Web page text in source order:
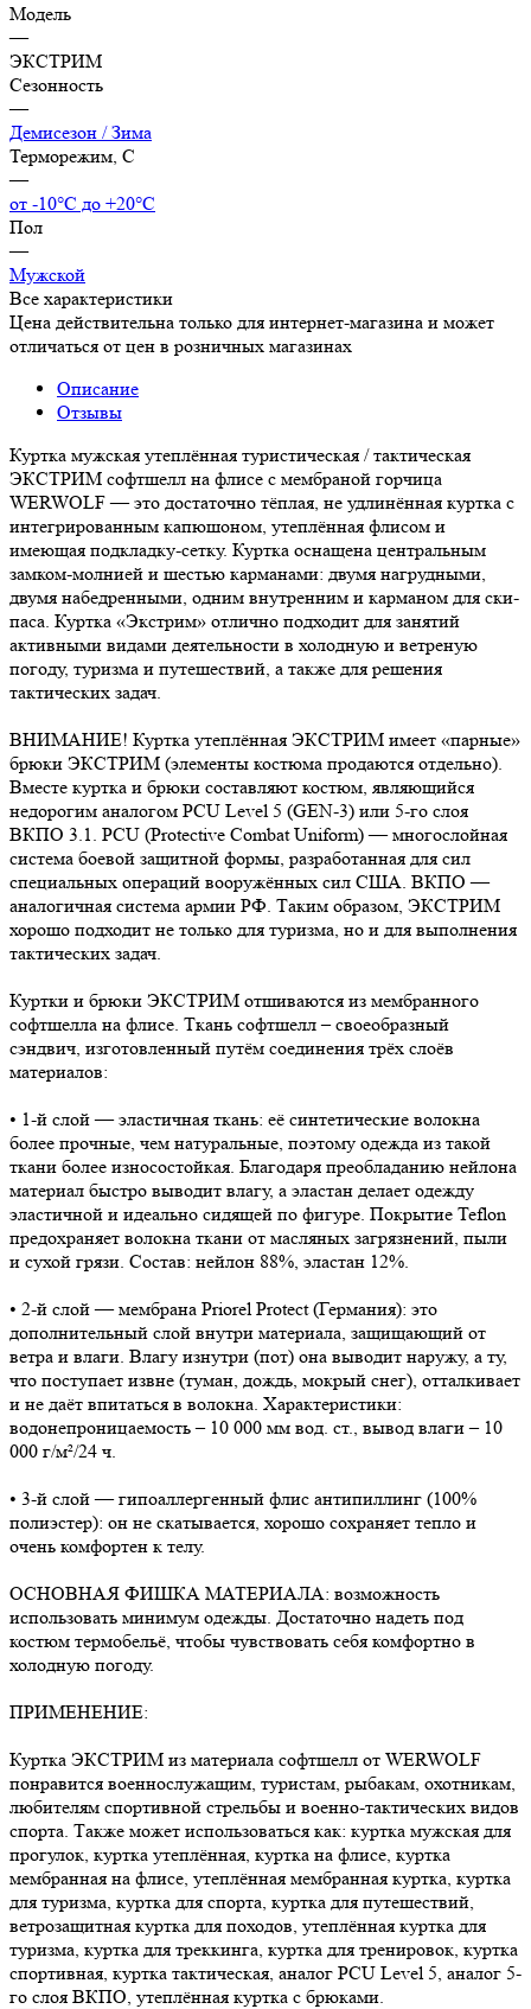
Модель
—
ЭКСТРИМ
Сезонность
—
Демисезон / Зима
Терморежим, C
—
от -10°С до +20°С
Пол
—
Мужской
Все характеристики
Цена действительна только для интернет-магазина и может
отличаться от цен в розничных магазинах
Описание
Отзывы
Куртка мужская утеплённая туристическая / тактическая
ЭКСТРИМ софтшелл на флисе с мембраной горчица
WERWOLF — это достаточно тёплая, не удлинённая куртка с
интегрированным капюшоном, утеплённая флисом и
имеющая подкладку-сетку. Куртка оснащена центральным
замком-молнией и шестью карманами: двумя нагрудными,
двумя набедренными, одним внутренним и карманом для ски-
паса. Куртка «Экстрим» отлично подходит для занятий
активными видами деятельности в холодную и ветреную
погоду, туризма и путешествий, а также для решения
тактических задач.
ВНИМАНИЕ! Куртка утеплённая ЭКСТРИМ имеет «парные»
брюки ЭКСТРИМ (элементы костюма продаются отдельно).
Вместе куртка и брюки составляют костюм, являющийся
недорогим аналогом PCU Level 5 (GEN-3) или 5-го слоя
ВКПО 3.1. PCU (Protective Combat Uniform) — многослойная
система боевой защитной формы, разработанная для сил
специальных операций вооружённых сил США. ВКПО —
аналогичная система армии РФ. Таким образом, ЭКСТРИМ
хорошо подходит не только для туризма, но и для выполнения
тактических задач.
Куртки и брюки ЭКСТРИМ отшиваются из мембранного
софтшелла на флисе. Ткань софтшелл – своеобразный
сэндвич, изготовленный путём соединения трёх слоёв
материалов:
• 1-й слой — эластичная ткань: её синтетические волокна
более прочные, чем натуральные, поэтому одежда из такой
ткани более износостойкая. Благодаря преобладанию нейлона
материал быстро выводит влагу, а эластан делает одежду
эластичной и идеально сидящей по фигуре. Покрытие Teflon
предохраняет волокна ткани от масляных загрязнений, пыли
и сухой грязи. Состав: нейлон 88%, эластан 12%.
• 2-й слой — мембрана Priorel Protect (Германия): это
дополнительный слой внутри материала, защищающий от
ветра и влаги. Влагу изнутри (пот) она выводит наружу, а ту,
что поступает извне (туман, дождь, мокрый снег), отталкивает
и не даёт впитаться в волокна. Характеристики:
водонепроницаемость – 10 000 мм вод. ст., вывод влаги – 10
000 г/м²/24 ч.
• 3-й слой — гипоаллергенный флис антипиллинг (100%
полиэстер): он не скатывается, хорошо сохраняет тепло и
очень комфортен к телу.
ОСНОВНАЯ ФИШКА МАТЕРИАЛА: возможность
использовать минимум одежды. Достаточно надеть под
костюм термобельё, чтобы чувствовать себя комфортно в
холодную погоду.
ПРИМЕНЕНИЕ:
Куртка ЭКСТРИМ из материала софтшелл от WERWOLF
понравится военнослужащим, туристам, рыбакам, охотникам,
любителям спортивной стрельбы и военно-тактических видов
спорта. Также может использоваться как: куртка мужская для
прогулок, куртка утеплённая, куртка на флисе, куртка
мембранная на флисе, утеплённая мембранная куртка, куртка
для туризма, куртка для спорта, куртка для путешествий,
ветрозащитная куртка для походов, утеплённая куртка для
туризма, куртка для треккинга, куртка для тренировок, куртка
спортивная, куртка тактическая, аналог PCU Level 5, аналог 5-
го слоя ВКПО, утеплённая куртка с брюками.